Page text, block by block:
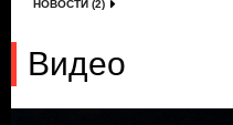
НОВОСТИ (2)
Видео